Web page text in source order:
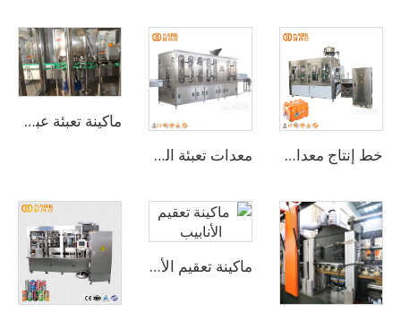
خط إنتاج معدات التعبئة الساخنة لعصير الفواكه والتفاح في الزجاجات معدات تعبئة المياه المعدنية البلاستيكية سعة 5 لترات بطاقة 800 زجاجة في الساعة (CGF 6-6-1)
ماكينة تعبئة عبوات الألمنيوم أو العبوات البلاستيكية للمشروبات الغازية الرائجة بسعة 1000-2000 عبوة/ساعة
ماكينة تعقيم الأنابيب